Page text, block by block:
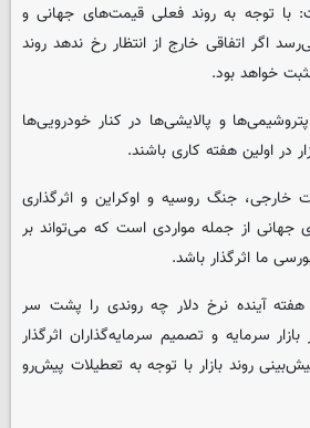
با توجه به روند فعلی قیمت‌های جهانی و
اگر اتفاقی خارج از انتظار رخ ندهد روند
خواهد بود.
و پالایشی‌ها در کنار خودرویی‌ها
در اولین هفته کاری باشند.
خارجی، جنگ روسیه و اوکراین و اثرگذاری
از جمله مواردی است که می‌تواند بر
ما اثرگذار باشد.
آینده نرخ دلار چه روندی را پشت سر
سرمایه و تصمیم سرمایه‌گذاران اثرگذار
روند بازار با توجه به تعطیلات پیش‌رو